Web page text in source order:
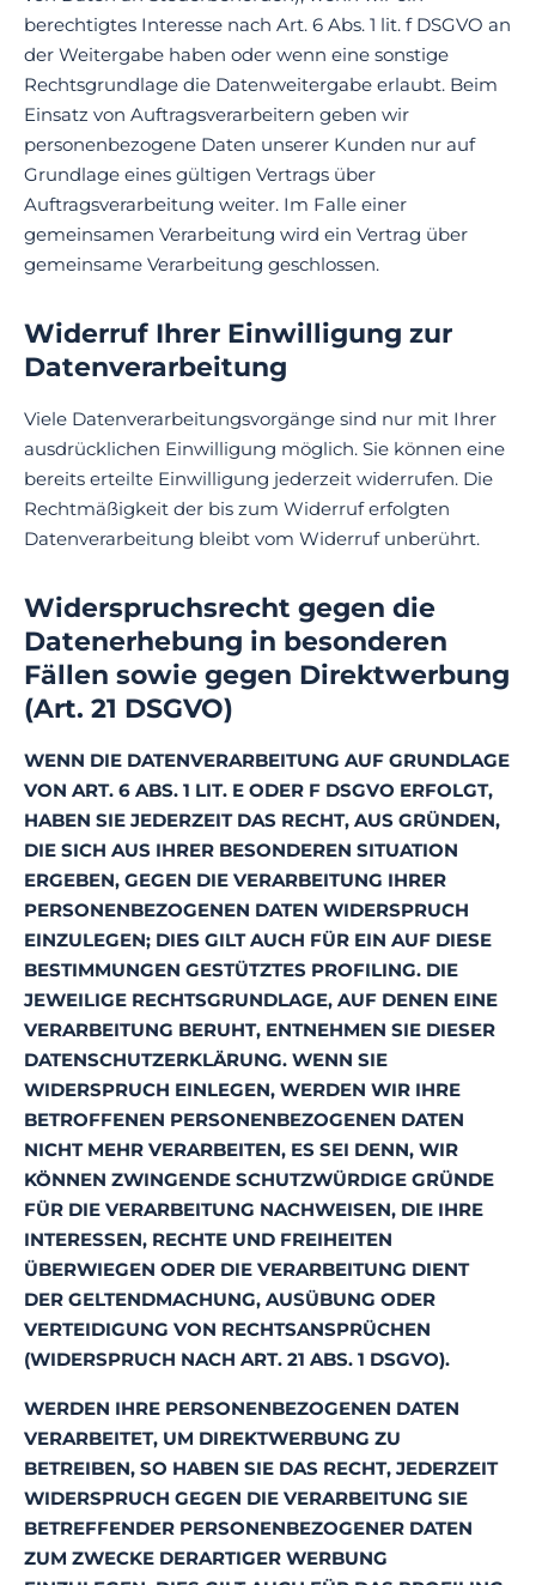
berechtigtes Interesse nach Art. 6 Abs. 1 lit. f DSGVO an
der Weitergabe haben oder wenn eine sonstige
Rechtsgrundlage die Datenweitergabe erlaubt. Beim
Einsatz von Auftragsverarbeitern geben wir
personenbezogene Daten unserer Kunden nur auf
Grundlage eines gültigen Vertrags über
Auftragsverarbeitung weiter. Im Falle einer
gemeinsamen Verarbeitung wird ein Vertrag über
gemeinsame Verarbeitung geschlossen.
Widerruf Ihrer Einwilligung zur
Datenverarbeitung
Viele Datenverarbeitungsvorgänge sind nur mit Ihrer
ausdrücklichen Einwilligung möglich. Sie können eine
bereits erteilte Einwilligung jederzeit widerrufen. Die
Rechtmäßigkeit der bis zum Widerruf erfolgten
Datenverarbeitung bleibt vom Widerruf unberührt.
Widerspruchsrecht gegen die
Datenerhebung in besonderen
Fällen sowie gegen Direktwerbung
(Art. 21 DSGVO)
WENN DIE DATENVERARBEITUNG AUF GRUNDLAGE
VON ART. 6 ABS. 1 LIT. E ODER F DSGVO ERFOLGT,
HABEN SIE JEDERZEIT DAS RECHT, AUS GRÜNDEN,
DIE SICH AUS IHRER BESONDEREN SITUATION
ERGEBEN, GEGEN DIE VERARBEITUNG IHRER
PERSONENBEZOGENEN DATEN WIDERSPRUCH
EINZULEGEN; DIES GILT AUCH FÜR EIN AUF DIESE
BESTIMMUNGEN GESTÜTZTES PROFILING. DIE
JEWEILIGE RECHTSGRUNDLAGE, AUF DENEN EINE
VERARBEITUNG BERUHT, ENTNEHMEN SIE DIESER
DATENSCHUTZERKLÄRUNG. WENN SIE
WIDERSPRUCH EINLEGEN, WERDEN WIR IHRE
BETROFFENEN PERSONENBEZOGENEN DATEN
NICHT MEHR VERARBEITEN, ES SEI DENN, WIR
KÖNNEN ZWINGENDE SCHUTZWÜRDIGE GRÜNDE
FÜR DIE VERARBEITUNG NACHWEISEN, DIE IHRE
INTERESSEN, RECHTE UND FREIHEITEN
ÜBERWIEGEN ODER DIE VERARBEITUNG DIENT
DER GELTENDMACHUNG, AUSÜBUNG ODER
VERTEIDIGUNG VON RECHTSANSPRÜCHEN
(WIDERSPRUCH NACH ART. 21 ABS. 1 DSGVO).
WERDEN IHRE PERSONENBEZOGENEN DATEN
VERARBEITET, UM DIREKTWERBUNG ZU
BETREIBEN, SO HABEN SIE DAS RECHT, JEDERZEIT
WIDERSPRUCH GEGEN DIE VERARBEITUNG SIE
BETREFFENDER PERSONENBEZOGENER DATEN
ZUM ZWECKE DERARTIGER WERBUNG